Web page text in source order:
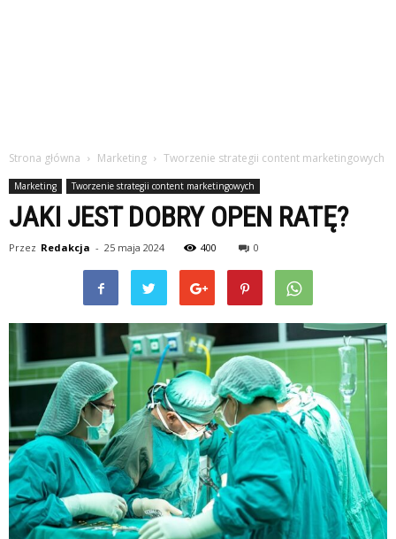
Strona główna Marketing Tworzenie strategii content marketingowych
Marketing Tworzenie strategii content marketingowych
JAKI JEST DOBRY OPEN RATĘ?
Przez Redakcja - 25 maja 2024 400 0